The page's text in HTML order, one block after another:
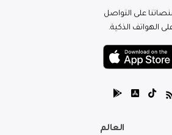
على التواصل
الهواتف الذكية.
العالم